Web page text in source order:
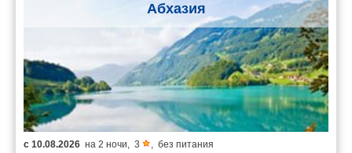
Абхазия
с 10.08.2026 на 2 ночи, 3 , без питания